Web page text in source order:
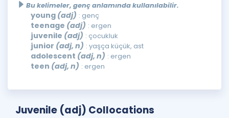
Bu kelimeler, genç anlamında kullanılabilir.
young (adj) : genç
teenage (adj) : ergen
juvenile (adj) : çocukluk
junior (adj, n) : yaşça küçük, ast
adolescent (adj, n) : ergen
teen (adj, n) : ergen
Juvenile (adj) Collocations